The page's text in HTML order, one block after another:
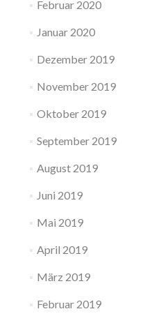
Februar 2020
Januar 2020
Dezember 2019
November 2019
Oktober 2019
September 2019
August 2019
Juni 2019
Mai 2019
April 2019
März 2019
Februar 2019